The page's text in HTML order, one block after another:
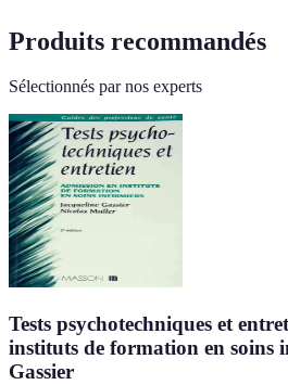
Produits recommandés
Sélectionnés par nos experts
Tests psychotechniques et
instituts de formation en soins
Gassier